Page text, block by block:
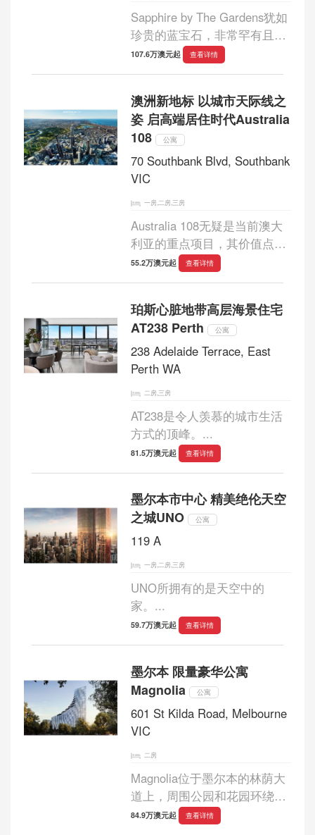
Sapphire by The Gardens犹如
珍贵的蓝宝石，非常罕有且极
具投资价值，拥有足以匹配该
黄金地段的顶级生活设施配
107.6万澳元起 查看详情
澳洲新地标 以城市天际线之
姿 启高端居住时代Australia
108
公寓
70 Southbank Blvd, Southbank
VIC
一房,二房,三房
Australia 108无疑是当前澳大
利亚的重点项目，其价值点得
到了各精英投资者的高度认
可：一方面它将是澳大利亚，
另一方面它是集合豪华住宅，
高端会所、精品店等...
55.2万澳元起 查看详情
珀斯心脏地带高层海景住宅
AT238 Perth
公寓
238 Adelaide Terrace, East
Perth WA
二房,三房
AT238是令人羡慕的城市生活
方式的顶峰。...
81.5万澳元起 查看详情
墨尔本市中心 精美绝伦天空
之城UNO
公寓
119 A
一房,二房,三房
UNO所拥有的是天空中的
家。...
59.7万澳元起 查看详情
墨尔本 限量豪华公寓
Magnolia
公寓
601 St Kilda Road, Melbourne
VIC
二房
Magnolia位于墨尔本的林荫大
道上，周围公园和花园环绕，
拥有仅剩的迷人公寓，属于St
84.9万澳元起 查看详情